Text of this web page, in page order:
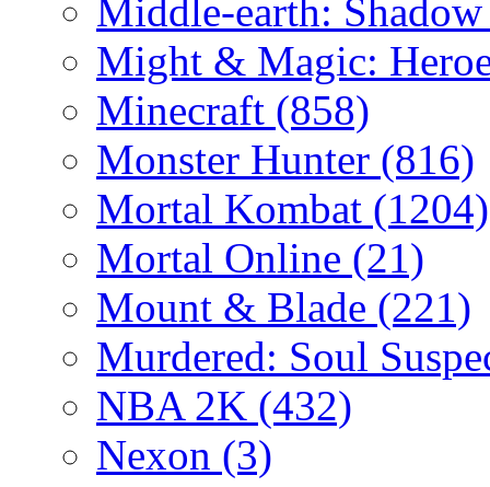
Middle-earth:
Might & Magic:
Minecraft (858)
Monster Hunter (816)
Mortal Kombat (1204)
Mortal Online (21)
Mount & Blade (221)
Murdered: Soul
NBA 2K (432)
Nexon (3)